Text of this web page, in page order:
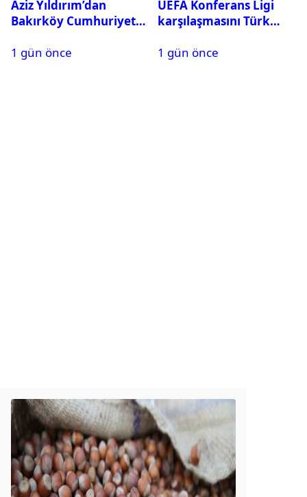
Aziz Yıldırım’dan
Bakırköy Cumhuriyet
duyurusu
1 gün önce
UEFA Konferans Ligi
karşılaşmasını Türk
1 gün önce